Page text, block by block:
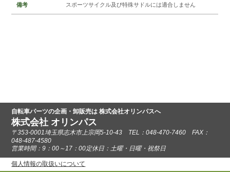
備考 スポーツサイクル及び特殊サドルには適合しません
自転車パーツの企画・卸販売は 株式会社オリンパスへ
株式会社 オリンパス
〒353-0001埼玉県志木市上宗岡5-10-43 TEL：048-470-7460 FAX：
048-487-4580
営業時間：9：00～17：00定休日：土曜・日曜・祝祭日
個人情報の取扱いについて